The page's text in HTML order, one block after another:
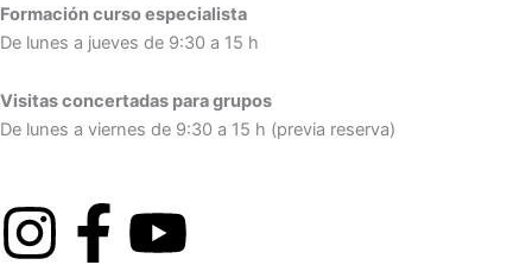
Formación curso especialista
De lunes a jueves de 9:30 a 15 h
Visitas concertadas para grupos
De lunes a viernes de 9:30 a 15 h (previa reserva)
I
F
Y